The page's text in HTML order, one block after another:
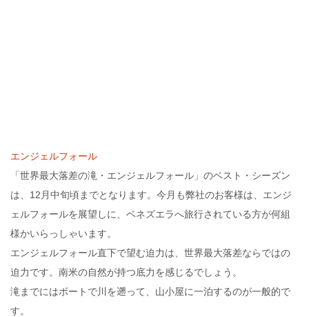
エンジェルフォール
「世界最大落差の滝・エンジェルフォール」のベスト・シーズン
は、12月中旬頃までとなります。今月も弊社のお客様は、エンジ
ェルフォールを展望しに、ベネズエラへ旅行されている方が何組
様かいらっしゃいます。
エンジェルフォール直下で望む迫力は、世界最大落差ならではの
迫力です。南米の自然が持つ底力を感じるでしょう。
滝までにはボートで川を遡って、山小屋に一泊するのが一般的で
す。